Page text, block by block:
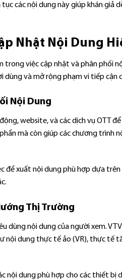
các nội dung này giúp khán giả
Nhật Nội Dung
trong việc cập nhật và phân phối
và mở rộng phạm vi tiếp cận
Nội Dung
website, và các dịch vụ OTT
mà còn giúp các chương trình
đề xuất nội dung phù hợp dựa
Thị Trường
dùng nội dung của người xem.
nội dung thực tế ảo (VR), thực tế
nội dung phù hợp cho các thiết bị